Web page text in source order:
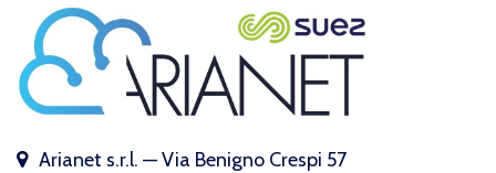
Arianet s.r.l. — Via Benigno Crespi 57